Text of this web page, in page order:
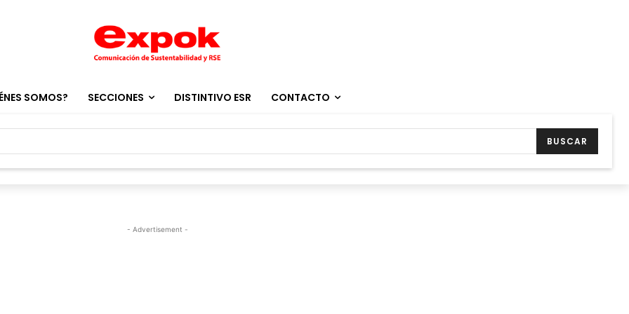
SOMOS? SECCIONES DISTINTIVO ESR CONTACTO
BUSCAR
- Advertisement -